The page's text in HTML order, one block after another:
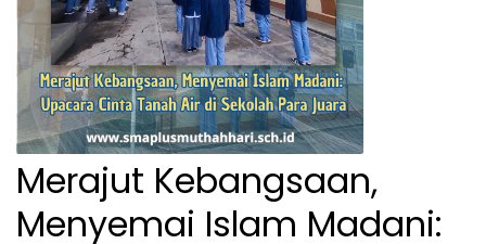
Merajut Kebangsaan,
Menyemai Islam Madani: